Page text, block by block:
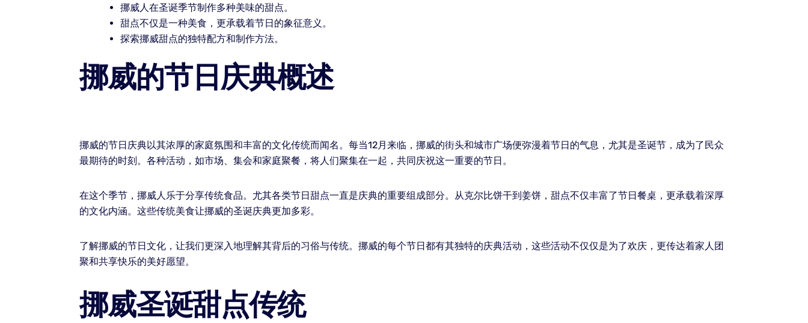
挪威人在圣诞季节制作多种美味的甜点。
甜点不仅是一种美食，更承载着节日的象征意义。
探索挪威甜点的独特配方和制作方法。
挪威的节日庆典概述
挪威的节日庆典以其浓厚的家庭氛围和丰富的文化传统而闻名。每当12月来临，挪威的街头和城市广场便弥漫着节日的气息，尤其是圣诞节，成为了民众
最期待的时刻。各种活动，如市场、集会和家庭聚餐，将人们聚集在一起，共同庆祝这一重要的节日。
在这个季节，挪威人乐于分享传统食品。尤其各类节日甜点一直是庆典的重要组成部分。从克尔比饼干到姜饼，甜点不仅丰富了节日餐桌，更承载着深厚
的文化内涵。这些传统美食让挪威的圣诞庆典更加多彩。
了解挪威的节日文化，让我们更深入地理解其背后的习俗与传统。挪威的每个节日都有其独特的庆典活动，这些活动不仅仅是为了欢庆，更传达着家人团
聚和共享快乐的美好愿望。
挪威圣诞甜点传统